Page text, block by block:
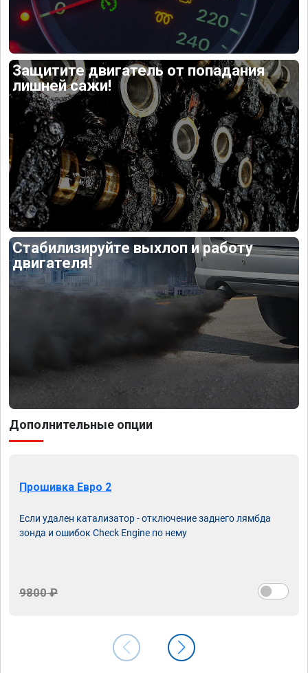
Защитите двигатель от попадания
лишней сажи!
Стабилизируйте выхлоп и работу
двигателя!
Дополнительные опции
Прошивка Евро 2
Если удален катализатор - отключение заднего лямбда
зонда и ошибок Check Engine по нему
9800 ₽